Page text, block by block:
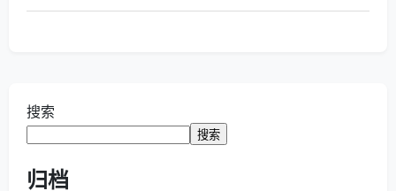
搜索
搜索
归档